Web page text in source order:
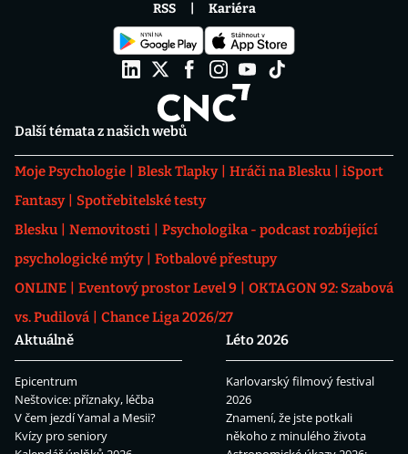
Další témata z našich webů
Moje Psychologie Blesk Tlapky Hráči na Blesku
iSport
Fantasy
Spotřebitelské testy
Blesku
Nemovitosti
Psychologika - podcast rozbíjející
psychologické mýty
Fotbalové přestupy
ONLINE
Eventový prostor Level 9
OKTAGON 92: Szabová
vs. Pudilová
Chance Liga 2026/27
Aktuálně
Epicentrum
Neštovice: příznaky, léčba
V čem jezdí Yamal a Mesii?
Kvízy pro seniory
Léto 2026
Karlovarský filmový festival
2026
Znamení, že jste potkali
někoho z minulého života
RSS Kariéra